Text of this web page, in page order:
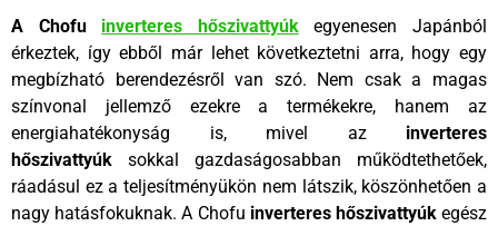
A Chofu inverteres hőszivattyúk
egyenesen Japánból
érkeztek, így ebből már lehet következtetni arra, hogy egy
megbízható berendezésről van szó. Nem csak a magas
színvonal jellemző ezekre a termékekre, hanem az
energiahatékonyság is, mivel az inverteres
hőszivattyúk sokkal gazdaságosabban működtethetőek,
ráadásul ez a teljesítményükön nem látszik, köszönhetően a
nagy hatásfokuknak. A Chofu inverteres hőszivattyúkegész